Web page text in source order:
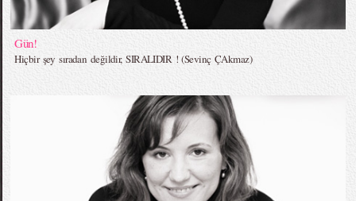
Gün!
Hiçbir şey sıradan değildir, SIRALIDIR ! (Sevinç ÇAkmaz)